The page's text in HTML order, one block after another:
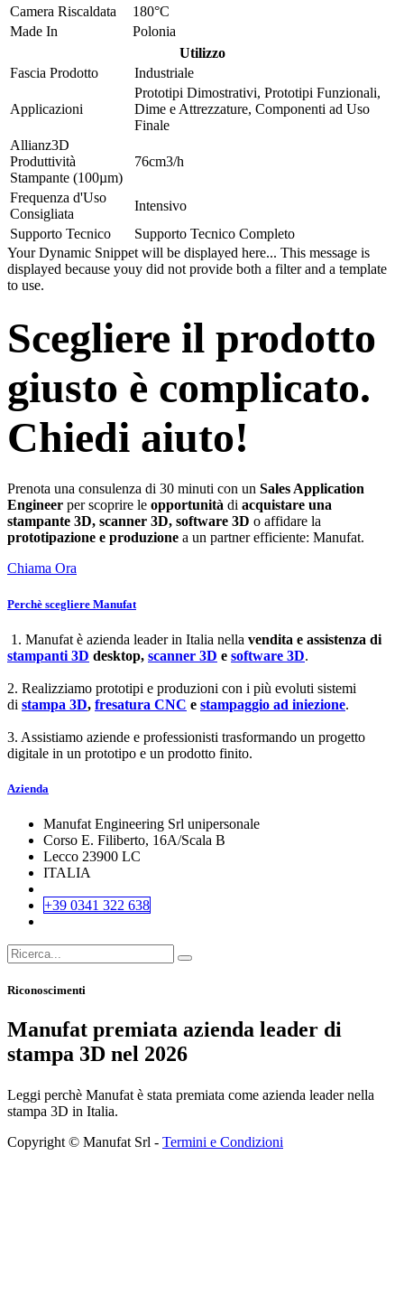
Camera Riscaldata
180°C
Made In
Polonia
Utilizzo
Fascia Prodotto
Industriale
Applicazioni
Prototipi Dimostrativi, Prototipi Funzionali,
Dime e Attrezzature, Componenti ad Uso
Finale
Allianz3D
Produttività
Stampante (100µm)
76cm3/h
Frequenza d'Uso
Consigliata
Intensivo
Supporto Tecnico
Supporto Tecnico Completo
Your Dynamic Snippet will be displayed here... This message is
displayed because youy did not provide both a filter and a template
to use.
Scegliere il prodotto
giusto è complicato.
Chiedi aiuto!
Prenota una consulenza di 30 minuti con un Sales Application
Engineer per scoprire le opportunità di acquistare una
stampante 3D, scanner 3D, software 3D o affidare la
prototipazione e produzione a un partner efficiente: Manufat.
Chiama Ora
Perchè scegliere Manufat
1. Manufat è azienda leader in Italia nella vendita e assistenza di
stampanti 3D desktop, scanner 3D e software 3D.
2. Realizziamo prototipi e produzioni con i più evoluti sistemi
di stampa 3D, fresatura CNC e stampaggio ad iniezione.
3. Assistiamo aziende e professionisti trasformando un progetto
digitale in un prototipo e un prodotto finito.
Azienda
Manufat Engineering Srl unipersonale
Corso E. Filiberto, 16A/Scala B
Lecco 23900 LC
ITALIA
+39 0341 322 638
Riconoscimenti
Manufat premiata azienda leader di
stampa 3D nel 2026
Leggi perchè Manufat è stata premiata come azienda leader nella
stampa 3D in Italia.
Copyright © Manufat Srl - Termini e Condizioni